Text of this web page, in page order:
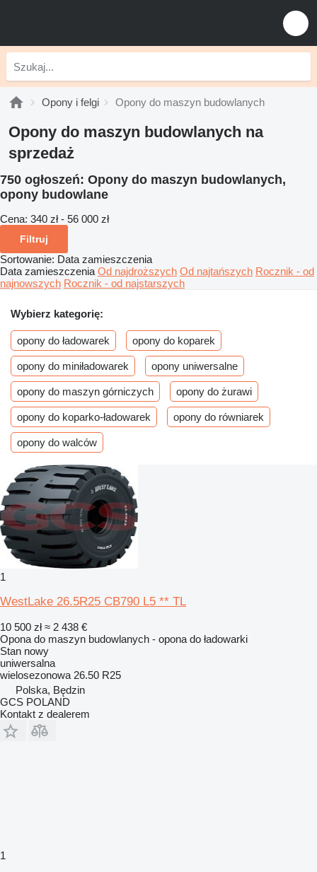
Opony i felgi Opony do maszyn budowlanych
Opony do maszyn budowlanych na
sprzedaż
750 ogłoszeń: Opony do maszyn budowlanych,
opony budowlane
Cena: 340 zł - 56 000 zł
Filtruj
Sortowanie: Data zamieszczenia
Data zamieszczenia Od najdroższych Od najtańszych Rocznik - od
najnowszych Rocznik - od najstarszych
Wybierz kategorię:
opony do ładowarek opony do koparek
opony do miniładowarek opony uniwersalne
opony do maszyn górniczych opony do żurawi
opony do koparko-ładowarek opony do równiarek
opony do walców
1
WestLake 26.5R25 CB790 L5 ** TL
10 500 zł ≈ 2 438 €
Opona do maszyn budowlanych - opona do ładowarki
Stan nowy
uniwersalna
wielosezonowa 26.50 R25
Polska, Będzin
GCS POLAND
Kontakt z dealerem
1